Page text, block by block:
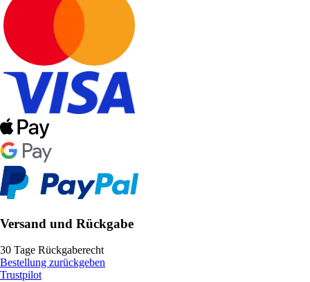
Versand und Rückgabe
30 Tage Rückgaberecht
Bestellung zurückgeben
Trustpilot